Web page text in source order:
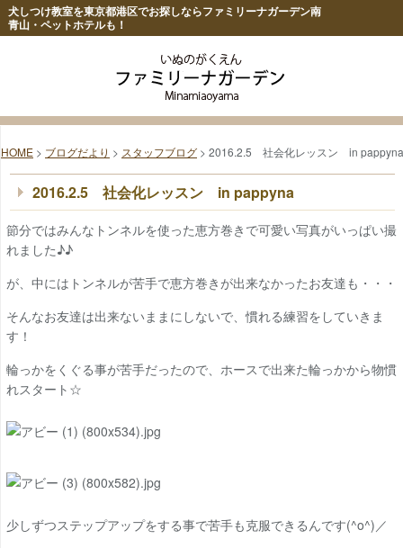
犬しつけ教室を東京都港区でお探しならファミリーナガーデン南
青山・ペットホテルも！
HOME > ブログだより > スタッフブログ > 2016.2.5 社会化レッスン in pappyna
2016.2.5 社会化レッスン in pappyna
節分ではみんなトンネルを使った恵方巻きで可愛い写真がいっぱい撮
れました♪♪
が、中にはトンネルが苦手で恵方巻きが出来なかったお友達も・・・
そんなお友達は出来ないままにしないで、慣れる練習をしていきま
す！
輪っかをくぐる事が苦手だったので、ホースで出来た輪っかから物慣
れスタート☆
少しずつステップアップをする事で苦手も克服できるんです(^o^)／